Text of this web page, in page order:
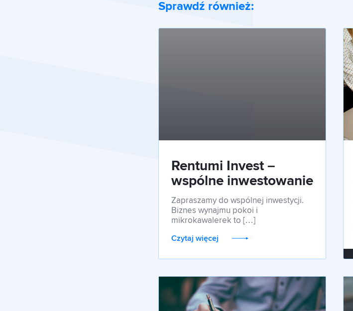
Sprawdź również:
Rentumi Invest –
wspólne inwestowanie
w hostele w Polsce
Zapraszamy do wspólnej inwestycji.
Biznes wynajmu pokoi i
mikrokawalerek to […]
Czytaj więcej